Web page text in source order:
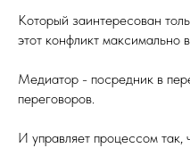
Который заинтересован
этот конфликт
Медиатор - посредник в
переговоров.
И управляет процессом